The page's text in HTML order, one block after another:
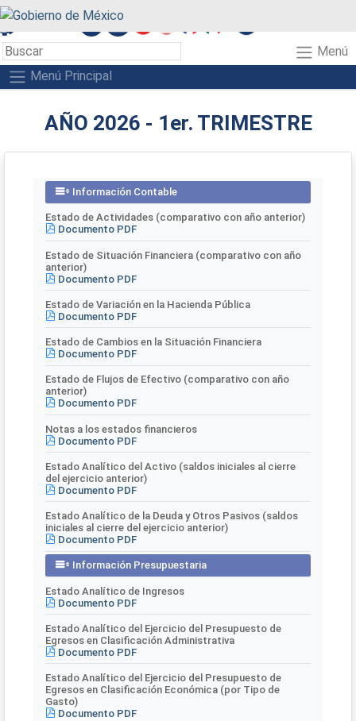
Menú
Menú Principal
AÑO 2026 - 1er. TRIMESTRE
Información Contable
Estado de Actividades (comparativo con año anterior)
Documento PDF
Estado de Situación Financiera (comparativo con año
anterior)
Documento PDF
Estado de Variación en la Hacienda Pública
Documento PDF
Estado de Cambios en la Situación Financiera
Documento PDF
Estado de Flujos de Efectivo (comparativo con año
anterior)
Documento PDF
Notas a los estados financieros
Documento PDF
Estado Analítico del Activo (saldos iniciales al cierre
del ejercicio anterior)
Documento PDF
Estado Analítico de la Deuda y Otros Pasivos (saldos
iniciales al cierre del ejercicio anterior)
Documento PDF
Información Presupuestaria
Estado Analítico de Ingresos
Documento PDF
Estado Analítico del Ejercicio del Presupuesto de
Egresos en Clasificación Administrativa
Documento PDF
Estado Analítico del Ejercicio del Presupuesto de
Egresos en Clasificación Económica (por Tipo de
Gasto)
Documento PDF